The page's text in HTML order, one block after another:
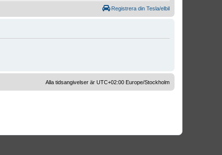
Registrera din Tesla/elbil
Alla tidsangivelser är UTC+02:00 Europe/Stockholm